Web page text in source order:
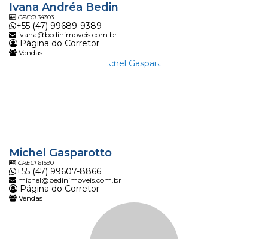
Ivana Andréa Bedin
CRECI34303
+55 (47) 99689-9389
ivana@bedinimoveis.com.br
Página do Corretor
Vendas
Michel Gasparotto
CRECI61590
+55 (47) 99607-8866
michel@bedinimoveis.com.br
Página do Corretor
Vendas